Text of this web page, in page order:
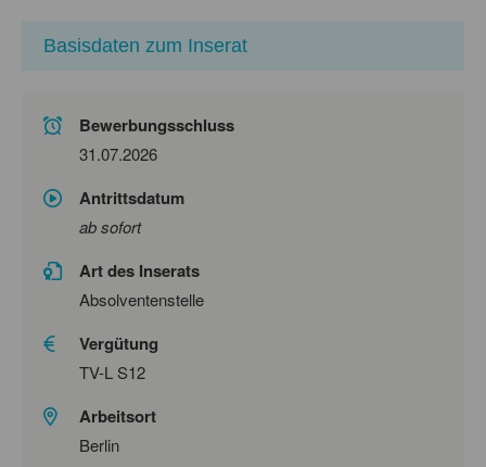
Basisdaten zum Inserat
Bewerbungsschluss
31.07.2026
Antrittsdatum
ab sofort
Art des Inserats
Absolventenstelle
Vergütung
TV-L S12
Arbeitsort
Berlin